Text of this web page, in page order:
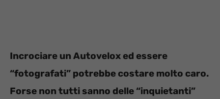
Incrociare un Autovelox ed essere
“fotografati” potrebbe costare molto caro.
Forse non tutti sanno delle “inquietanti”